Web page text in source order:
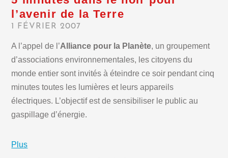
l’avenir de la Terre
1 FÉVRIER 2007
A l’appel de l’Alliance pour la Planète, un groupement
d’associations environnementales, les citoyens du
monde entier sont invités à éteindre ce soir pendant cinq
minutes toutes les lumières et leurs appareils
électriques. L’objectif est de sensibiliser le public au
gaspillage d’énergie.
Plus